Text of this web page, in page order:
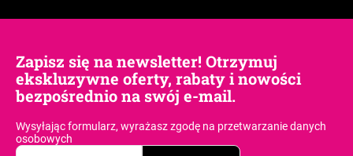
Zapisz się na newsletter! Otrzymuj
ekskluzywne oferty, rabaty i nowości
bezpośrednio na swój e-mail.
Wysyłając formularz, wyrażasz zgodę na przetwarzanie danych
osobowych